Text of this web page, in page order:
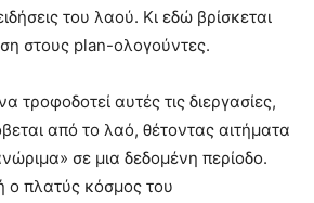
του λαού. Κι εδώ βρίσκεται
στους plan-ολογούντες.
τροφοδοτεί αυτές τις διεργασίες,
από το λαό, θέτοντας αιτήματα
σε μια δεδομένη περίοδο.
πλατύς κόσμος του